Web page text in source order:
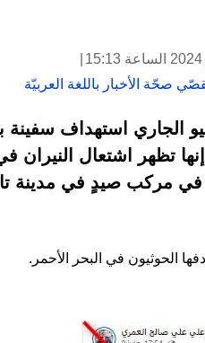
صحّة الأخبار باللغة العربيّة
الجاري استهداف سفينة
تظهر اشتعال النيران
مركب صيدٍ في مدينة
الحوثيون في البحر الأحمر.